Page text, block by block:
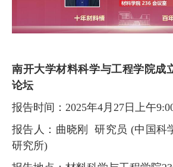
南开大学材料科学与工程学院成
论坛
报告时间： 2025年4月27日上午
报告人：曲晓刚
研究员 (中国科
研究所)